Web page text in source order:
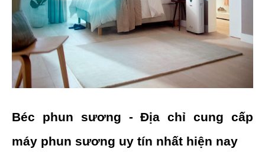
Béc phun sương - Địa chỉ cung cấp
máy phun sương uy tín nhất hiện nay